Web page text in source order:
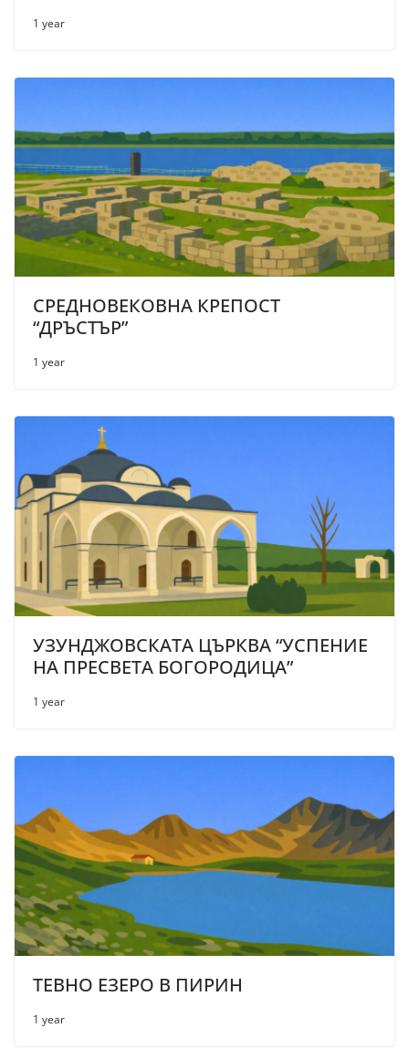
1 year
СРЕДНОВЕКОВНА КРЕПОСТ
“ДРЪСТЪР”
1 year
УЗУНДЖОВСКАТА ЦЪРКВА “УСПЕНИЕ
НА ПРЕСВЕТА БОГОРОДИЦА”
1 year
ТЕВНО ЕЗЕРО В ПИРИН
1 year